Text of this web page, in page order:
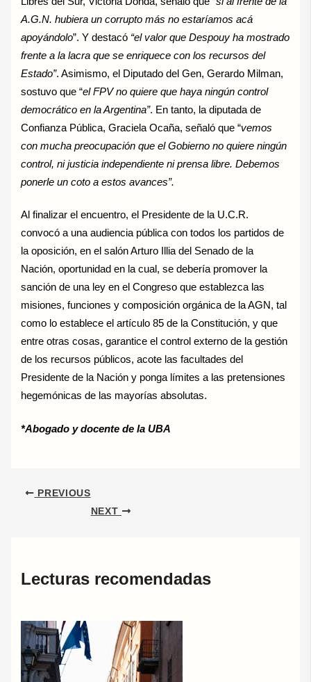
A.G.N. hubiera un corrupto más no estaríamos acá
apoyándolo”. Y destacó “el valor que Despouy ha mostrado
frente a la lacra que se enriquece con los recursos del
Estado”. Asimismo, el Diputado del Gen, Gerardo Milman,
sostuvo que “el FPV no quiere que haya ningún control
democrático en la Argentina”. En tanto, la diputada de
Confianza Pública, Graciela Ocaña, señaló que “vemos
con mucha preocupación que el Gobierno no quiere ningún
control, ni justicia independiente ni prensa libre. Debemos
ponerle un coto a estos avances”.
Al finalizar el encuentro, el Presidente de la U.C.R.
convocó a una audiencia pública con todos los partidos de
la oposición, en el salón Arturo Illia del Senado de la
Nación, oportunidad en la cual, se debería promover la
sanción de una ley en el Congreso que establezca las
misiones, funciones y composición orgánica de la AGN, tal
como lo establece el artículo 85 de la Constitución, y que
entre otras cosas, garantice el control externo de la gestión
de los recursos públicos, acote las facultades del
Presidente de la Nación y ponga límites a las pretensiones
hegemónicas de las mayorías absolutas.
*Abogado y docente de la UBA
PREVIOUS
NEXT
Lecturas recomendadas